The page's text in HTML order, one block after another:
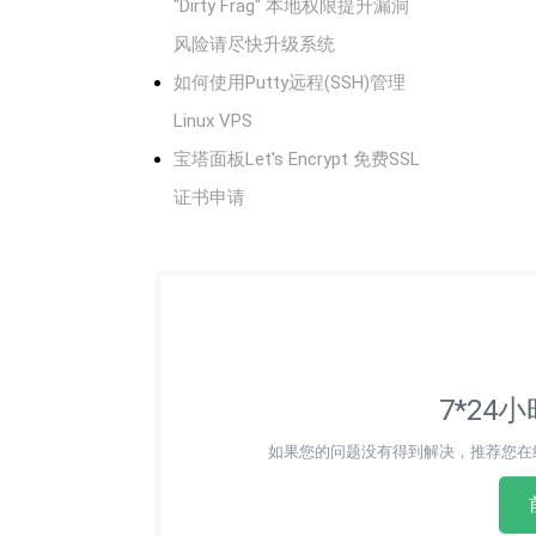
"Dirty Frag" 本地权限提升漏洞
风险请尽快升级系统
如何使用Putty远程(SSH)管理
Linux VPS
宝塔面板Let's Encrypt 免费SSL
证书申请
7*24小
如果您的问题没有得到解决，推荐您